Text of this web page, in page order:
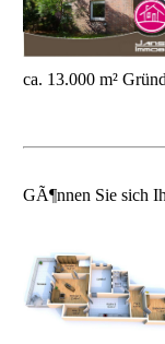
ca. 13.000 m²
GÃ¶nnen Sie sich